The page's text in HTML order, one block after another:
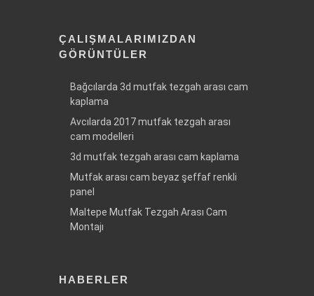
ÇALIŞMALARIMIZDAN
GÖRÜNTÜLER
Bağcılarda 3d mutfak tezgah arası cam
kaplama
Avcılarda 2017 mutfak tezgah arası
cam modelleri
3d mutfak tezgah arası cam kaplama
Mutfak arası cam beyaz şeffaf renkli
panel
Maltepe Mutfak Tezgah Arası Cam
Montajı
HABERLER